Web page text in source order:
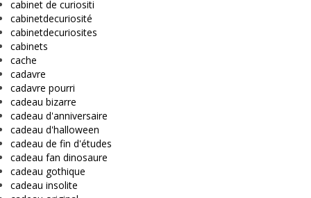
cabinet de curiositi
cabinetdecuriosité
cabinetdecuriosites
cabinets
cache
cadavre
cadavre pourri
cadeau bizarre
cadeau d'anniversaire
cadeau d'halloween
cadeau de fin d'études
cadeau fan dinosaure
cadeau gothique
cadeau insolite